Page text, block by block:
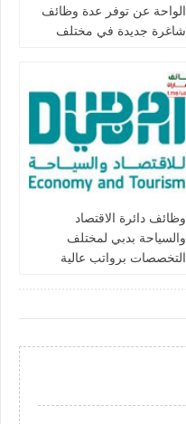
الواحة عن توفر عدة وظائف
شاغرة جديدة في مختلف
برواتب تصل 10,000 درهم
وظائف دائرة الاقتصاد
والسياحة بدبي لمختلف
التخصصات برواتب عالية